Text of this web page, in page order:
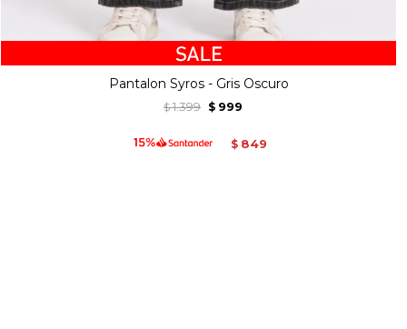
Pantalon Syros - Gris Oscuro
$ 1.399 $ 999
$ 849